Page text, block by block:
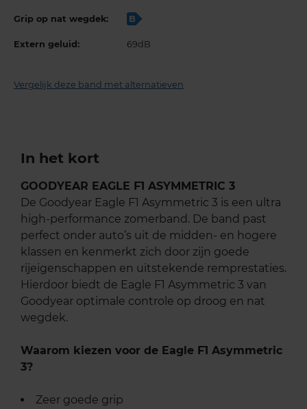
Grip op nat wegdek: B
Extern geluid: 69dB
Vergelijk deze band met alternatieven
In het kort
GOODYEAR EAGLE F1 ASYMMETRIC 3
De Goodyear Eagle F1 Asymmetric 3 is een ultra
high-performance zomerband. De band past
perfect onder auto’s uit de midden- en hogere
klassen en kenmerkt zich door zijn goede
rijeigenschappen en uitstekende remprestaties.
Hierdoor biedt de Eagle F1 Asymmetric 3 van
Goodyear optimale controle op droog en nat
wegdek.
Waarom kiezen voor de Eagle F1 Asymmetric
3?
Zeer goede grip